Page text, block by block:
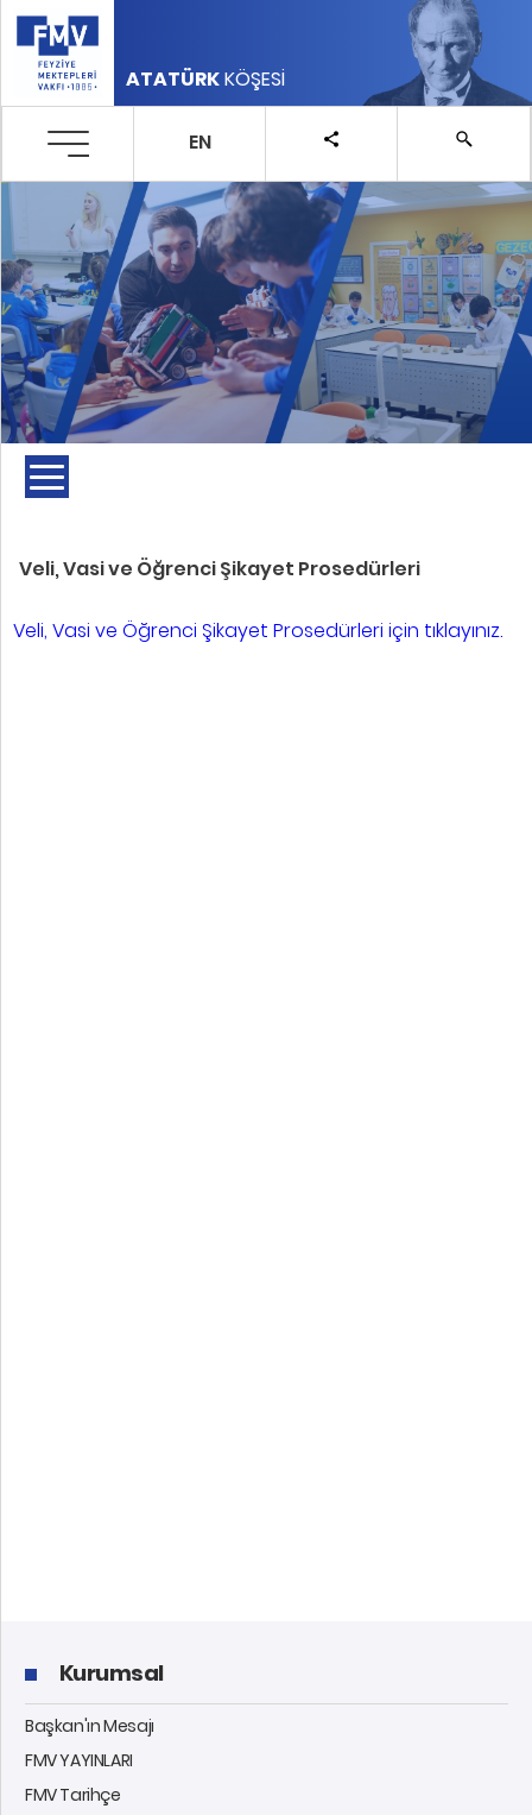
ATATÜRKKÖŞESİ
EN
Veli, Vasi ve Öğrenci Şikayet Prosedürleri
Veli, Vasi ve Öğrenci Şikayet Prosedürleri için tıklayınız.
Kurumsal
Başkan'ın Mesajı
FMV YAYINLARI
FMV Tarihçe